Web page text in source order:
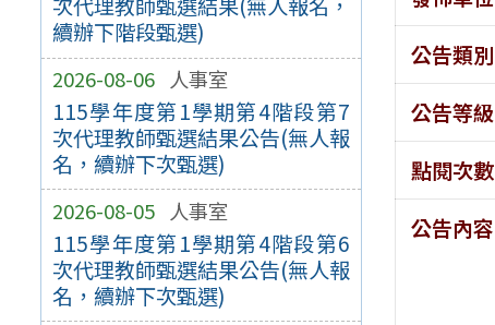
續辦下階段甄選)
2026-08-06 人事室
115學年度第1學期第4階段第7
次代理教師甄選結果公告(無人報
名，續辦下次甄選)
2026-08-05 人事室
115學年度第1學期第4階段第6
次代理教師甄選結果公告(無人報
名，續辦下次甄選)
公告類別
公告等級
點閱次數
公告內容